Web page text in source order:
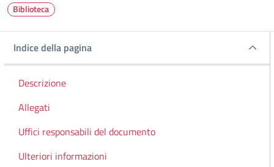
Biblioteca
Indice della pagina
Indice della pagina
Descrizione
Allegati
Uffici responsabili del documento
Ulteriori informazioni